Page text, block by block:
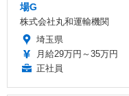
場G
株式会社丸和運輸機関
埼玉県
月給29万円～35万円
正社員